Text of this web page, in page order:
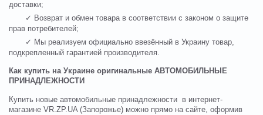
доставки;
✓ Возврат и обмен товара в соответствии с законом о защите
прав потребителей;
✓ Мы реализуем официально ввезённый в Украину товар,
подкрепленный гарантией производителя.
Как купить на Украине оригинальные АВТОМОБИЛЬНЫЕ
ПРИНАДЛЕЖНОСТИ
Купить новые автомобильные принадлежности в интернет-
магазине VR.ZP.UA (Запорожье) можно прямо на сайте, оформив